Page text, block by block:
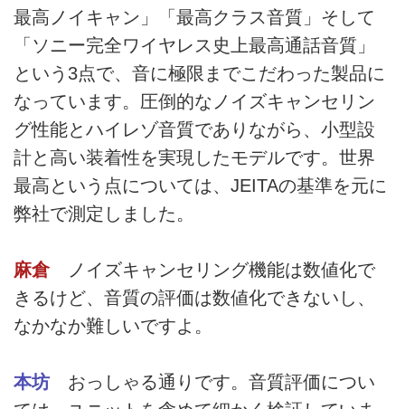
最高ノイキャン」「最高クラス音質」そして
「ソニー完全ワイヤレス史上最高通話音質」
という3点で、音に極限までこだわった製品に
なっています。圧倒的なノイズキャンセリン
グ性能とハイレゾ音質でありながら、小型設
計と高い装着性を実現したモデルです。世界
最高という点については、JEITAの基準を元に
弊社で測定しました。
麻倉ノイズキャンセリング機能は数値化で
きるけど、音質の評価は数値化できないし、
なかなか難しいですよ。
本坊 おっしゃる通りです。音質評価につい